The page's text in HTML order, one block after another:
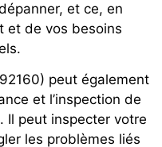
et ce, en
et de vos besoins
peut également
et l’inspection de
Il peut inspecter votre
les problèmes liés